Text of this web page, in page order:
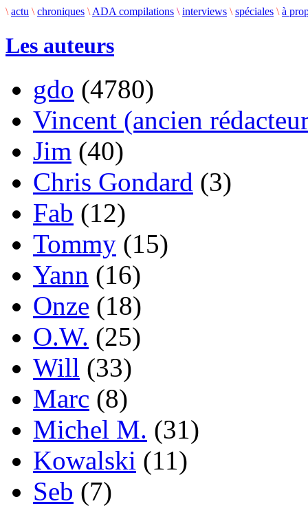
\ actu \ chroniques \ ADA compilations \ interviews \ spéciales \ à
Les auteurs
gdo (4780)
Vincent (ancien
Jim (40)
Chris Gondard (3)
Fab (12)
Tommy (15)
Yann (16)
Onze (18)
O.W. (25)
Will (33)
Marc (8)
Michel M. (31)
Kowalski (11)
Seb (7)